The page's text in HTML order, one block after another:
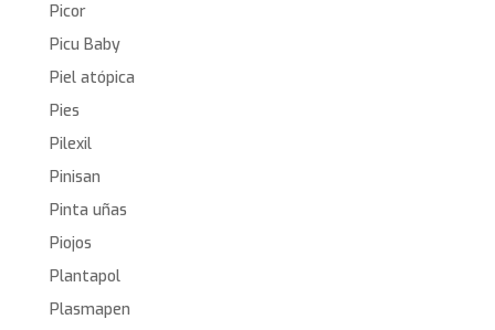
Picor
Picu Baby
Piel atópica
Pies
Pilexil
Pinisan
Pinta uñas
Piojos
Plantapol
Plasmapen